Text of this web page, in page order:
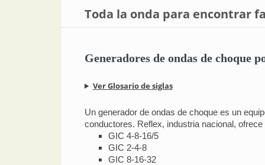
Toda la onda para encontrar
Generadores de ondas de choque
Ver Glosario de siglas
Un generador de ondas de choque es un
conductores. Reflex, industria nacional,
GIC 4-8-16/5
GIC 2-4-8
GIC 8-16-32